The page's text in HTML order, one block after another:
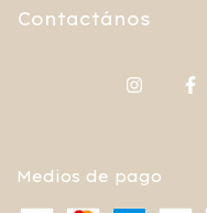
Contactános
Medios de pago